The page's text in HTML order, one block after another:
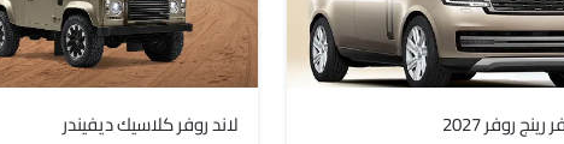
روفر 2027 لاند روفر كلاسيك ديفيندر